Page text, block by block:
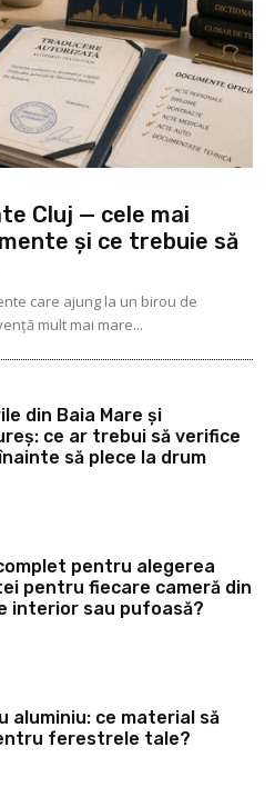
Cluj — cele mai
și ce trebuie să
care ajung la un birou de
mult mai mare...
din Baia Mare și
ce ar trebui să verifice
să plece la drum
pentru alegerea
pentru fiecare cameră din
interior sau pufoasă?
aluminiu: ce material să
ferestrele tale?